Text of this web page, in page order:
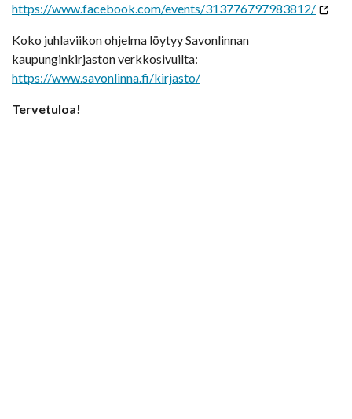
https://www.facebook.com/events/313776797983812/
Koko juhlaviikon ohjelma löytyy Savonlinnan
kaupunginkirjaston verkkosivuilta:
https://www.savonlinna.fi/kirjasto/
Tervetuloa!